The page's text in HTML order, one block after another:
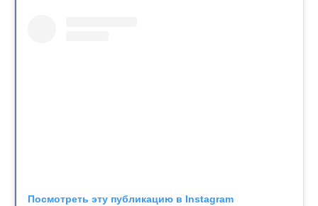
Посмотреть эту публикацию в Instagram